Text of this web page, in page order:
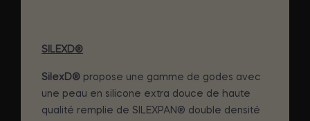
SILEXD®
SilexD® propose une gamme de godes avec
une peau en silicone extra douce de haute
qualité remplie de SILEXPAN® double densité